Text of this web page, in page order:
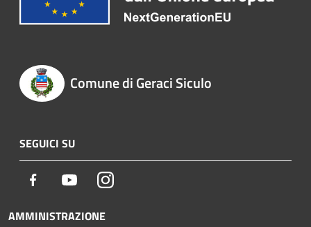
Comune di Geraci Siculo
SEGUICI SU
Facebook YoutubeInstagram
AMMINISTRAZIONE